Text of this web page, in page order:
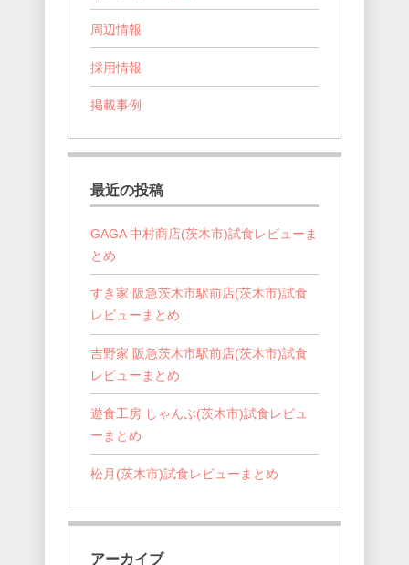
周辺情報
採用情報
掲載事例
最近の投稿
GAGA 中村商店(茨木市)試食レビューま
とめ
すき家 阪急茨木市駅前店(茨木市)試食
レビューまとめ
吉野家 阪急茨木市駅前店(茨木市)試食
レビューまとめ
遊食工房 しゃんぷ(茨木市)試食レビュ
ーまとめ
松月(茨木市)試食レビューまとめ
アーカイブ